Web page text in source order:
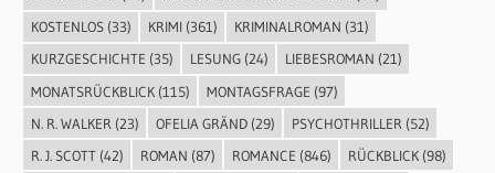
KOSTENLOS(33) KRIMI(361) KRIMINALROMAN (31)
KURZGESCHICHTE (35) LESUNG(24) LIEBESROMAN (21)
MONATSRÜCKBLICK(115) MONTAGSFRAGE (97)
N. R. WALKER (23) OFELIA GRÄND(29) PSYCHOTHRILLER (52)
R. J. SCOTT(42) ROMAN (87) ROMANCE (846) RÜCKBLICK(98)